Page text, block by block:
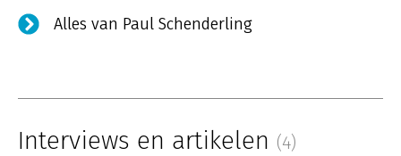
Alles van Paul Schenderling
Interviews en artikelen (4)